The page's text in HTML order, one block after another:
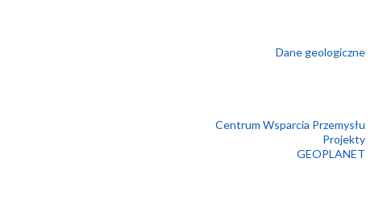
Dane geologiczne
Centrum Wsparcia Przemysłu
Projekty
GEOPLANET